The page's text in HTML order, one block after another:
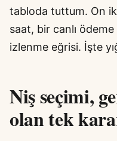
tabloda tuttum. On
saat, bir canlı
izlenme eğrisi. İşte
Niş seçimi,
olan tek